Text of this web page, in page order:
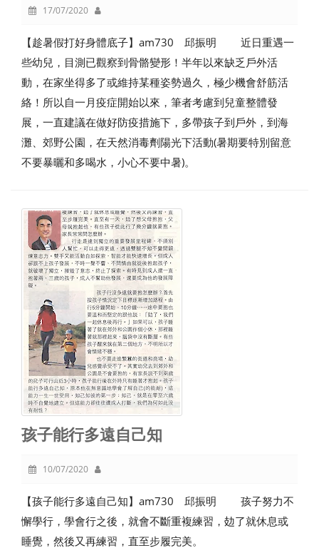
17/07/2020
【趁暑假打好身體底子】am730 邱振明 近日重遇一
些幼兒，目測已觀察到骨骼變形！半年以來缺乏戶外活
動，在家坐得多了或維持某種姿勢過久，極少機會舒筋活
絡！所以自一月疫症開始以來，筆者考慮到兒童整體發
展，一直建議在做好防疫措施下，多帶孩子到戶外，到海
灘、郊野公園，在天然消毒劑陽光下活動(暑期要特別留意
不要暴曬和多喝水，小心不要中暑)。
孩子能行多遠自己知
10/07/2020
【孩子能行多遠自己知】am730 邱振明 孩子努力不
懈學行，學會行之後，就會不斷重複練習，攰了就休息或
睡覺，然後又再練習，直至步履完美。